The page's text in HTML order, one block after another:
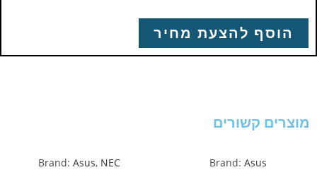
הוסף להצעת מחיר
מוצרים קשורים
Brand: Asus
Brand: Asus, NEC